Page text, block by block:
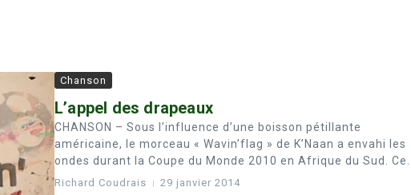
Chanson
L’appel des drapeaux
CHANSON – Sous l’influence d’une boisson pétillante
américaine, le morceau « Wavin’flag » de K’Naan a envahi les
ondes durant la Coupe du Monde 2010 en Afrique du Sud. Ce...
Richard Coudrais 29 janvier 2014